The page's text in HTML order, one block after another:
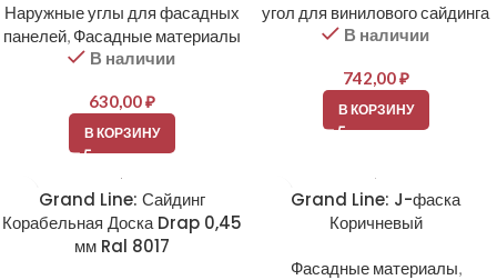
Наружные углы для фасадных
панелей, Фасадные материалы
В наличии
630,00₽
В КОРЗИНУ
угол для винилового сайдинга
В наличии
742,00₽
В КОРЗИНУ
Grand Line: Сайдинг
Корабельная Доска Drap 0,45
мм Ral 8017
Grand Line: J-фаска
Коричневый
Фасадные материалы,